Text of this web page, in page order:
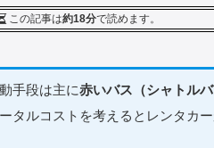
この記事は約18分で読めます。
手段は主に赤いバス（シャトル
ルコストを考えるとレンタカー